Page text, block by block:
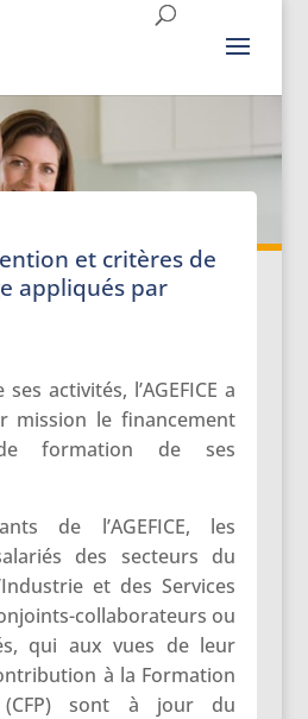
et critères de
appliqués par
activités, l’AGEFICE a
mission le financement
formation de ses
de l’AGEFICE, les
des secteurs du
et des Services
collaborateurs ou
qui aux vues de leur
à la Formation
(CFP) sont à jour du